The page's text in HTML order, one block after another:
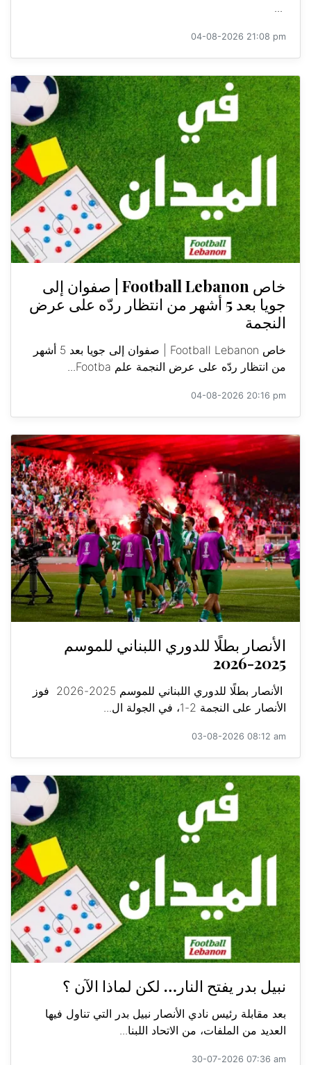
...
04-08-2026 21:08 pm
خاص Football Lebanon | صفوان إلى
جويا بعد 5 أشهر من انتظار ردّه على عرض
النجمة
خاص Football Lebanon | صفوان إلى جويا بعد 5 أشهر
من انتظار ردّه على عرض النجمة علم Footba...
04-08-2026 20:16 pm
الأنصار بطلًا للدوري اللبناني للموسم
2025-2026
الأنصار بطلًا للدوري اللبناني للموسم 2025-2026 فوز
الأنصار على النجمة 2-1، في الجولة ال...
03-08-2026 08:12 am
نبيل بدر يفتح النار… لكن لماذا الآن ؟
بعد مقابلة رئيس نادي الأنصار نبيل بدر التي تناول فيها
العديد من الملفات، من الاتحاد اللبنا...
30-07-2026 07:36 am